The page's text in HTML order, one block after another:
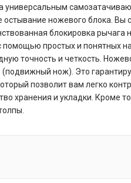
ножевого блока.
блокировка рычага
простых и понятных
точность и четкость.
нож). Это
позволит вам легко
хранения и укладки. Кроме